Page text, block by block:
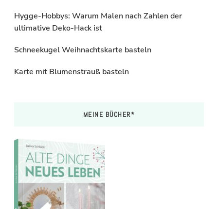
Hygge-Hobbys: Warum Malen nach Zahlen der
ultimative Deko-Hack ist
Schneekugel Weihnachtskarte basteln
Karte mit Blumenstrauß basteln
MEINE BÜCHER*